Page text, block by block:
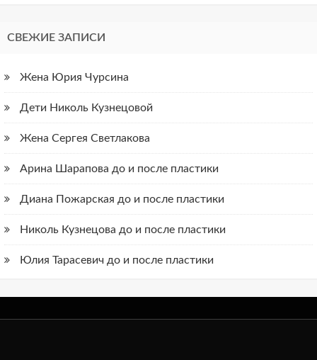
СВЕЖИЕ ЗАПИСИ
Жена Юрия Чурсина
Дети Николь Кузнецовой
Жена Сергея Светлакова
Арина Шарапова до и после пластики
Диана Пожарская до и после пластики
Николь Кузнецова до и после пластики
Юлия Тарасевич до и после пластики